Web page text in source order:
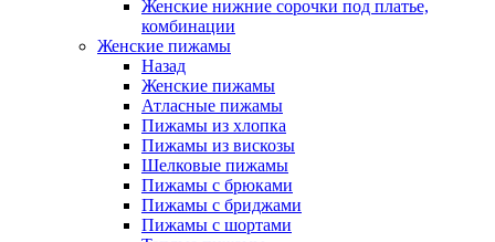
Женские нижние сорочки под платье,
комбинации
Женские пижамы
Назад
Женские пижамы
Атласные пижамы
Пижамы из хлопка
Пижамы из вискозы
Шелковые пижамы
Пижамы с брюками
Пижамы с бриджами
Пижамы с шортами